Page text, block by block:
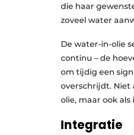
die haar
zoveel water
De water-in-olie
continu – de
om tijdig een
overschrijdt. Niet
olie, maar ook
Integratie